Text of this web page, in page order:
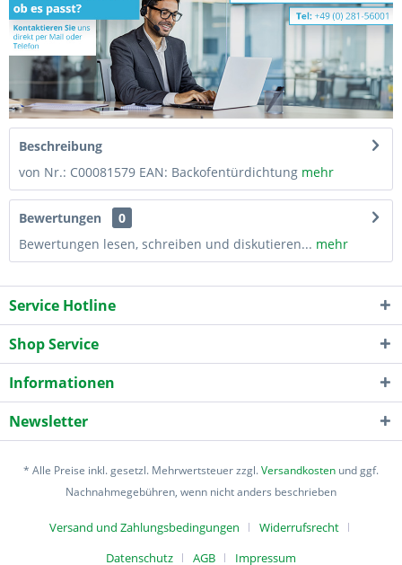
Beschreibung
von Nr.: C00081579 EAN: Backofentürdichtung mehr
Bewertungen
0
Bewertungen lesen, schreiben und diskutieren... mehr
Service Hotline
Shop Service
Informationen
Newsletter
* Alle Preise inkl. gesetzl. Mehrwertsteuer zzgl.Versandkosten und ggf.
Nachnahmegebühren, wenn nicht anders beschrieben
Versand und Zahlungsbedingungen
Widerrufsrecht
Datenschutz
AGB Impressum